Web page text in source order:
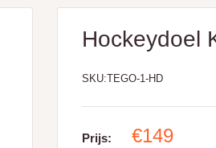
Hockeydoel
SKU:TEGO-1-HD
Prijs: €149